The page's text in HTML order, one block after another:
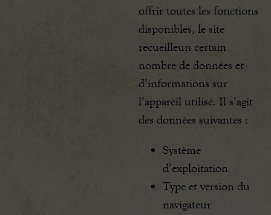
offrir toutes les fonctions
disponibles, le site
recueilleun certain
nombre de données et
d’informations sur
l’appareil utilisé. Il s’agit
des données suivantes :
Système
d’exploitation
Type et version du
navigateur